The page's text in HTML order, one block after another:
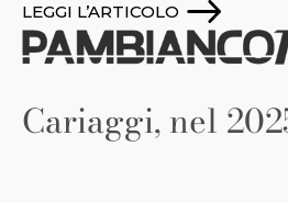
LEGGI L’ARTICOLO
Cariaggi, nel